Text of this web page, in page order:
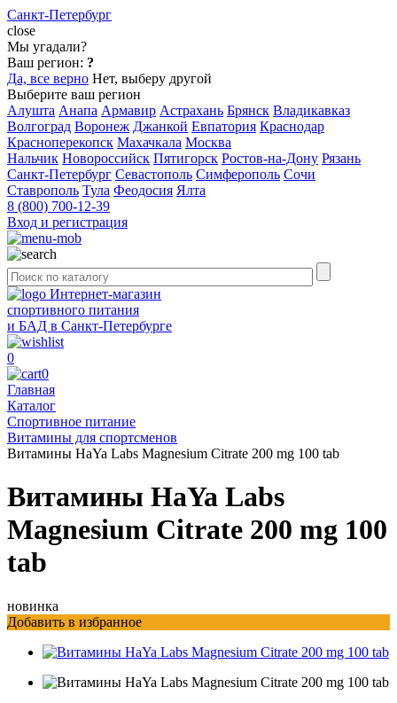
Санкт-Петербург
close
Мы угадали?
Ваш регион: ?
Да, все верно Нет, выберу другой
Выберите ваш регион
Алушта Анапа Армавир Астрахань Брянск Владикавказ
Волгоград Воронеж Джанкой Евпатория Краснодар
Красноперекопск Махачкала Москва
Нальчик Новороссийск Пятигорск Ростов-на-Дону Рязань
Санкт-Петербург Севастополь Симферополь Сочи
Ставрополь Тула Феодосия Ялта
8 (800) 700-12-39
Вход и регистрация
Интернет-магазин
спортивного питания
и БАД в Санкт-Петербурге
0
0
Главная
Каталог
Спортивное питание
Витамины для спортсменов
Витамины HaYa Labs Magnesium Citrate 200 mg 100 tab
Витамины HaYa Labs
Magnesium Citrate 200 mg 100
tab
новинка
Добавить в избранное